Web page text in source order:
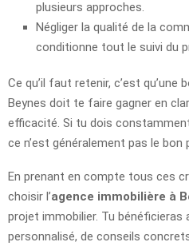
plusieurs approches.
Négliger la qualité de la
conditionne tout le suivi du
Ce qu’il faut retenir, c’est qu’une
Beynes doit te faire gagner en
efficacité. Si tu dois
ce n’est généralement pas le bon
En prenant en compte tous ces
choisir l’agence immobilière à
projet immobilier. Tu bénéficieras
personnalisé, de conseils